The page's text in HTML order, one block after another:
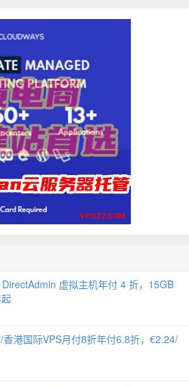
虚拟主机年付 4 折，15GB
港国际VPS月付8折年付6.8折，€2.24/